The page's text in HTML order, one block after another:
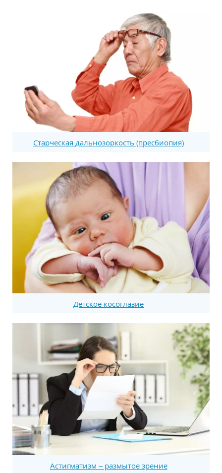
Старческая дальнозоркость (пресбиопия)
Детское косоглазие
Астигматизм – размытое зрение